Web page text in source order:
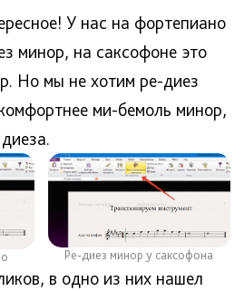
У нас на фортепиано
минор, на саксофоне это
Но мы не хотим ре-диез
ми-бемоль минор,
Ре-диез минор у саксофона
в одно из них нашел